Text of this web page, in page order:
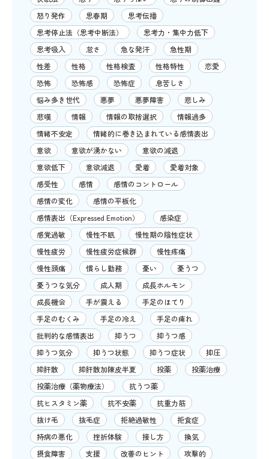
怒り発作
思春期
思考伝播
思考停止法（思考中断法）
思考力・集中力低下
思考吸入
怠さ 急な発汗
急性期
性差
性格 性格検査 性格特性
恋愛
恐怖
恐怖感 恐怖症
息苦しさ
悩み多き世代
悪夢 悪夢障害
悲しみ
悲嘆
情報 情報の取捨選択
情報過多
情緒不安定
情緒的に巻き込まれている感情表出
意欲
意欲が湧かない
意欲の減退
意欲低下
意欲減退 愛着
愛着対象
感受性
感情
感情のコントロール
感情の変化
感情の平板化
感情表出（Expressed Emotion）
感染症
感覚過敏
慢性不眠
慢性期の陰性症状
慢性疲労
慢性疲労症候群
慢性疼痛
慢性頭痛
慣らし勤務 憂い
憂うつ
憂うつな気分
成人期
成長ホルモン
成長機会
手が震える
手足のほてり
手足のむくみ
手足の冷え
手足の痺れ
批判的な感情表出
抑うつ
抑うつ感
抑うつ気分
抑うつ状態 抑うつ症状
抑圧
抑肝散
抑肝散加陳皮半夏 投薬
投薬治療
投薬治療（薬物療法）
抗うつ薬
抗ヒスタミン薬
抗不安薬
抗重力筋
抜け毛
抜毛症 拒絶過敏性
拒食症
持病の悪化
挫折体験 接し方
換気
摂食障害
支援 改善のヒント
攻撃的